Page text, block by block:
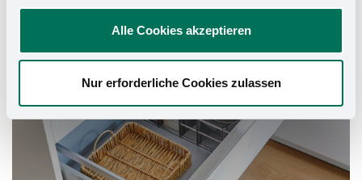
Alle Cookies akzeptieren
Nur erforderliche Cookies zulassen